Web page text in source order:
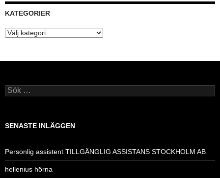
KATEGORIER
Kategorier
Sök
efter:
SENASTE INLÄGGEN
Personlig assistent TILLGÄNGLIG ASSISTANS STOCKHOLM AB
hellenius hörna